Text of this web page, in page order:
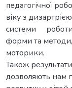
педагогічної
віку з
системи
форми та методи,
моторики.
Також
дозволяють нам